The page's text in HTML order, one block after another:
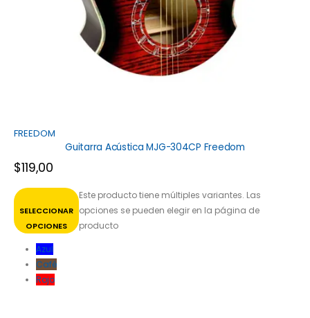
FREEDOM
Guitarra Acústica MJG-304CP Freedom
$119,00
SELECCIONAR
OPCIONES
Este producto tiene múltiples variantes. Las
opciones se pueden elegir en la página de
producto
Azul
Café
Rojo